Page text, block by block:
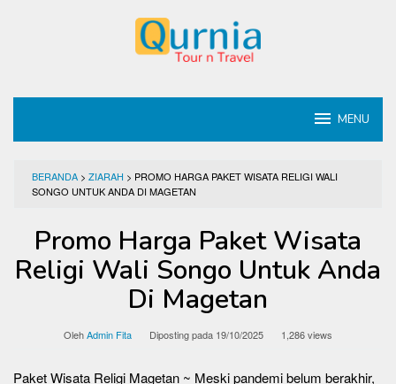
MENU
BERANDA > ZIARAH > PROMO HARGA PAKET WISATA RELIGI WALI
SONGO UNTUK ANDA DI MAGETAN
Promo Harga Paket Wisata
Religi Wali Songo Untuk Anda
Di Magetan
OlehAdmin Fita Diposting pada 19/10/2025 1,286 views
Paket Wisata Religi Magetan ~ Meski pandemi belum berakhir,